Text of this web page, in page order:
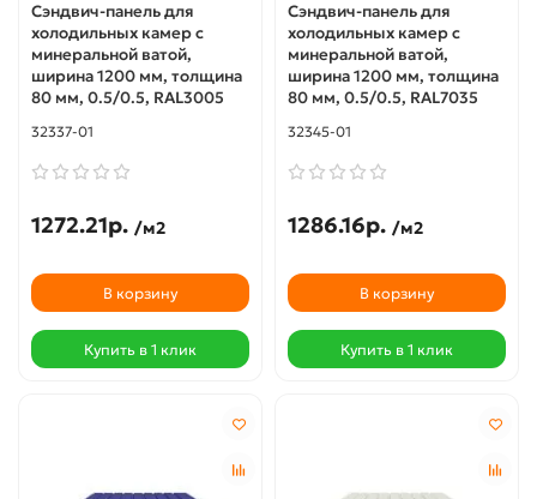
Сэндвич-панель для
холодильных камер с
минеральной ватой,
ширина 1200 мм, толщина
80 мм, 0.5/0.5, RAL3005
32337-01
1272.21р. /м2
В корзину
Купить в 1 клик
Сэндвич-панель для
холодильных камер с
минеральной ватой,
ширина 1200 мм, толщина
80 мм, 0.5/0.5, RAL7035
32345-01
1286.16р. /м2
В корзину
Купить в 1 клик